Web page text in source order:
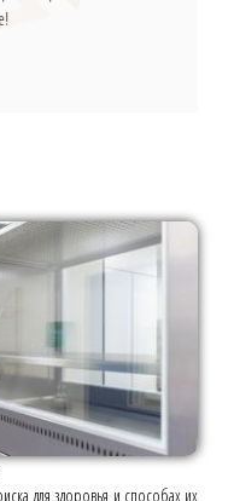
для здоровья и способах их